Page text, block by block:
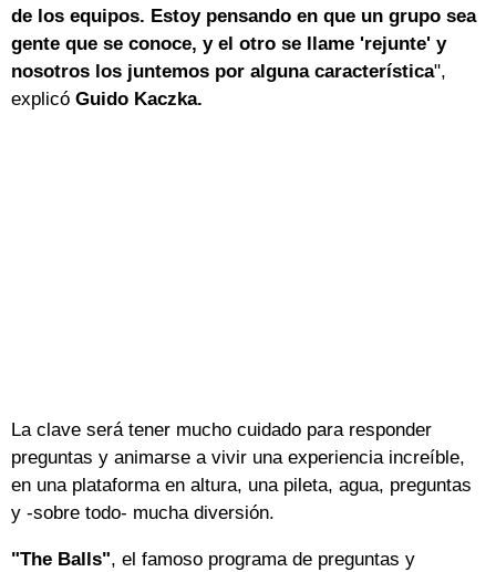
de los equipos. Estoy pensando en que un grupo sea
gente que se conoce, y el otro se llame 'rejunte' y
nosotros los juntemos por alguna característica",
explicó Guido Kaczka.
La clave será tener mucho cuidado para responder
preguntas y animarse a vivir una experiencia increíble,
en una plataforma en altura, una pileta, agua, preguntas
y -sobre todo- mucha diversión.
"The Balls", el famoso programa de preguntas y